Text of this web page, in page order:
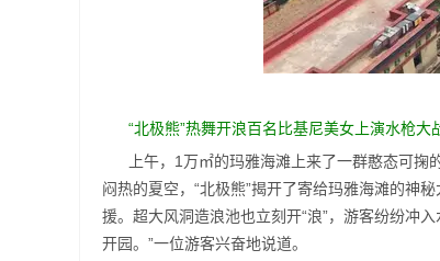
“北极熊”热舞开浪百名比基尼美女上演水枪大
上午，1万㎡的玛雅海滩上来了一群憨态可
闷热的夏空，“北极熊”揭开了寄给玛雅海滩的神
援。超大风洞造浪池也立刻开“浪”，游客纷纷冲
开园。”一位游客兴奋地说道。